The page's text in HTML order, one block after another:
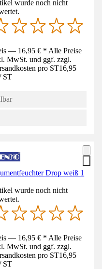
wurde noch nicht
— 16,95 € * Alle Preise
MwSt. und ggf. zzgl.
pro ST16,95
ST
Drop weiß 1
wurde noch nicht
— 16,95 € * Alle Preise
MwSt. und ggf. zzgl.
pro ST16,95
ST